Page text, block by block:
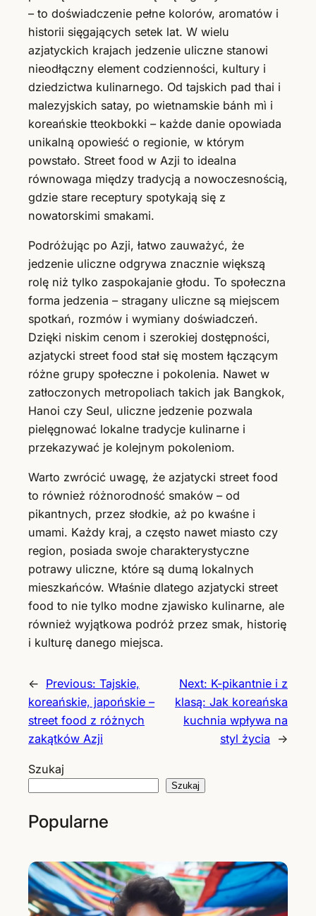
– to doświadczenie pełne kolorów, aromatów i
historii sięgających setek lat. W wielu
azjatyckich krajach jedzenie uliczne stanowi
nieodłączny element codzienności, kultury i
dziedzictwa kulinarnego. Od tajskich pad thai i
malezyjskich satay, po wietnamskie bánh mì i
koreańskie tteokbokki – każde danie opowiada
unikalną opowieść o regionie, w którym
powstało. Street food w Azji to idealna
równowaga między tradycją a nowoczesnością,
gdzie stare receptury spotykają się z
nowatorskimi smakami.
Podróżując po Azji, łatwo zauważyć, że
jedzenie uliczne odgrywa znacznie większą
rolę niż tylko zaspokajanie głodu. To społeczna
forma jedzenia – stragany uliczne są miejscem
spotkań, rozmów i wymiany doświadczeń.
Dzięki niskim cenom i szerokiej dostępności,
azjatycki street food stał się mostem łączącym
różne grupy społeczne i pokolenia. Nawet w
zatłoczonych metropoliach takich jak Bangkok,
Hanoi czy Seul, uliczne jedzenie pozwala
pielęgnować lokalne tradycje kulinarne i
przekazywać je kolejnym pokoleniom.
Warto zwrócić uwagę, że azjatycki street food
to również różnorodność smaków – od
pikantnych, przez słodkie, aż po kwaśne i
umami. Każdy kraj, a często nawet miasto czy
region, posiada swoje charakterystyczne
potrawy uliczne, które są dumą lokalnych
mieszkańców. Właśnie dlatego azjatycki street
food to nie tylko modne zjawisko kulinarne, ale
również wyjątkowa podróż przez smak, historię
i kulturę danego miejsca.
← Previous: Tajskie,
koreańskie, japońskie –
street food z różnych
zakątków Azji
Next: K-pikantnie i z
klasą: Jak koreańska
kuchnia wpływa na
styl życia
→
Szukaj
Szukaj
Popularne